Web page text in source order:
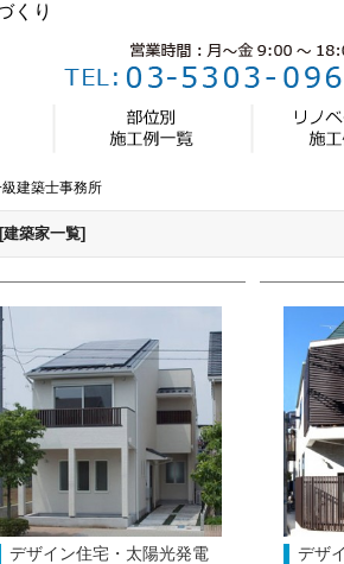
くり
建築士事務所
[建築家一覧]
デザイン住宅・太陽光発電
デザ